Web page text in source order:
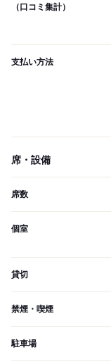
（口コミ集計）
支払い方法
席・設備
席数
個室
貸切
禁煙・喫煙
駐車場